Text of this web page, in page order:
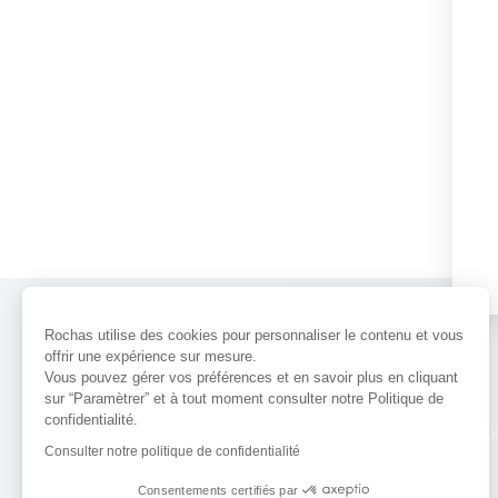
Rochas utilise des cookies pour personnaliser le contenu et vous
offrir une expérience sur mesure.
Vous pouvez gérer vos préférences et en savoir plus en cliquant
sur “Paramètrer” et à tout moment consulter notre Politique de
confidentialité.
Consulter notre politique de confidentialité
Consentements certifiés par